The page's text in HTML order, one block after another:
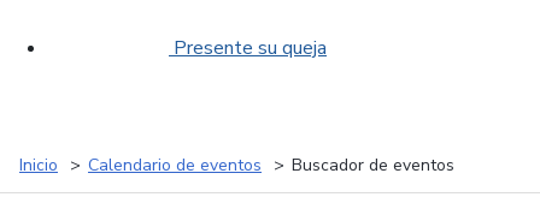
Presente su queja
Inicio Calendario de eventos Buscador de eventos